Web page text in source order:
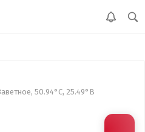
50.94°С, 25.49°В